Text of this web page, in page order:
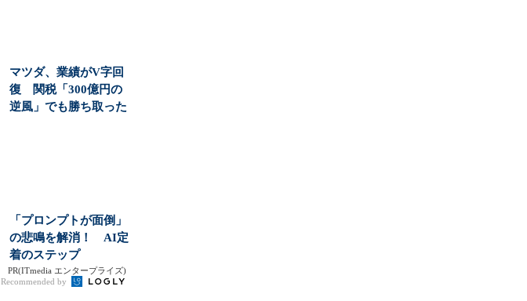
マツダ、業績がV字回
復 関税「300億円の
逆風」でも勝ち取った
「プロンプトが面倒」
の悲鳴を解消！ AI定
着のステップ
PR(ITmedia エンタープライズ)
Recommended by